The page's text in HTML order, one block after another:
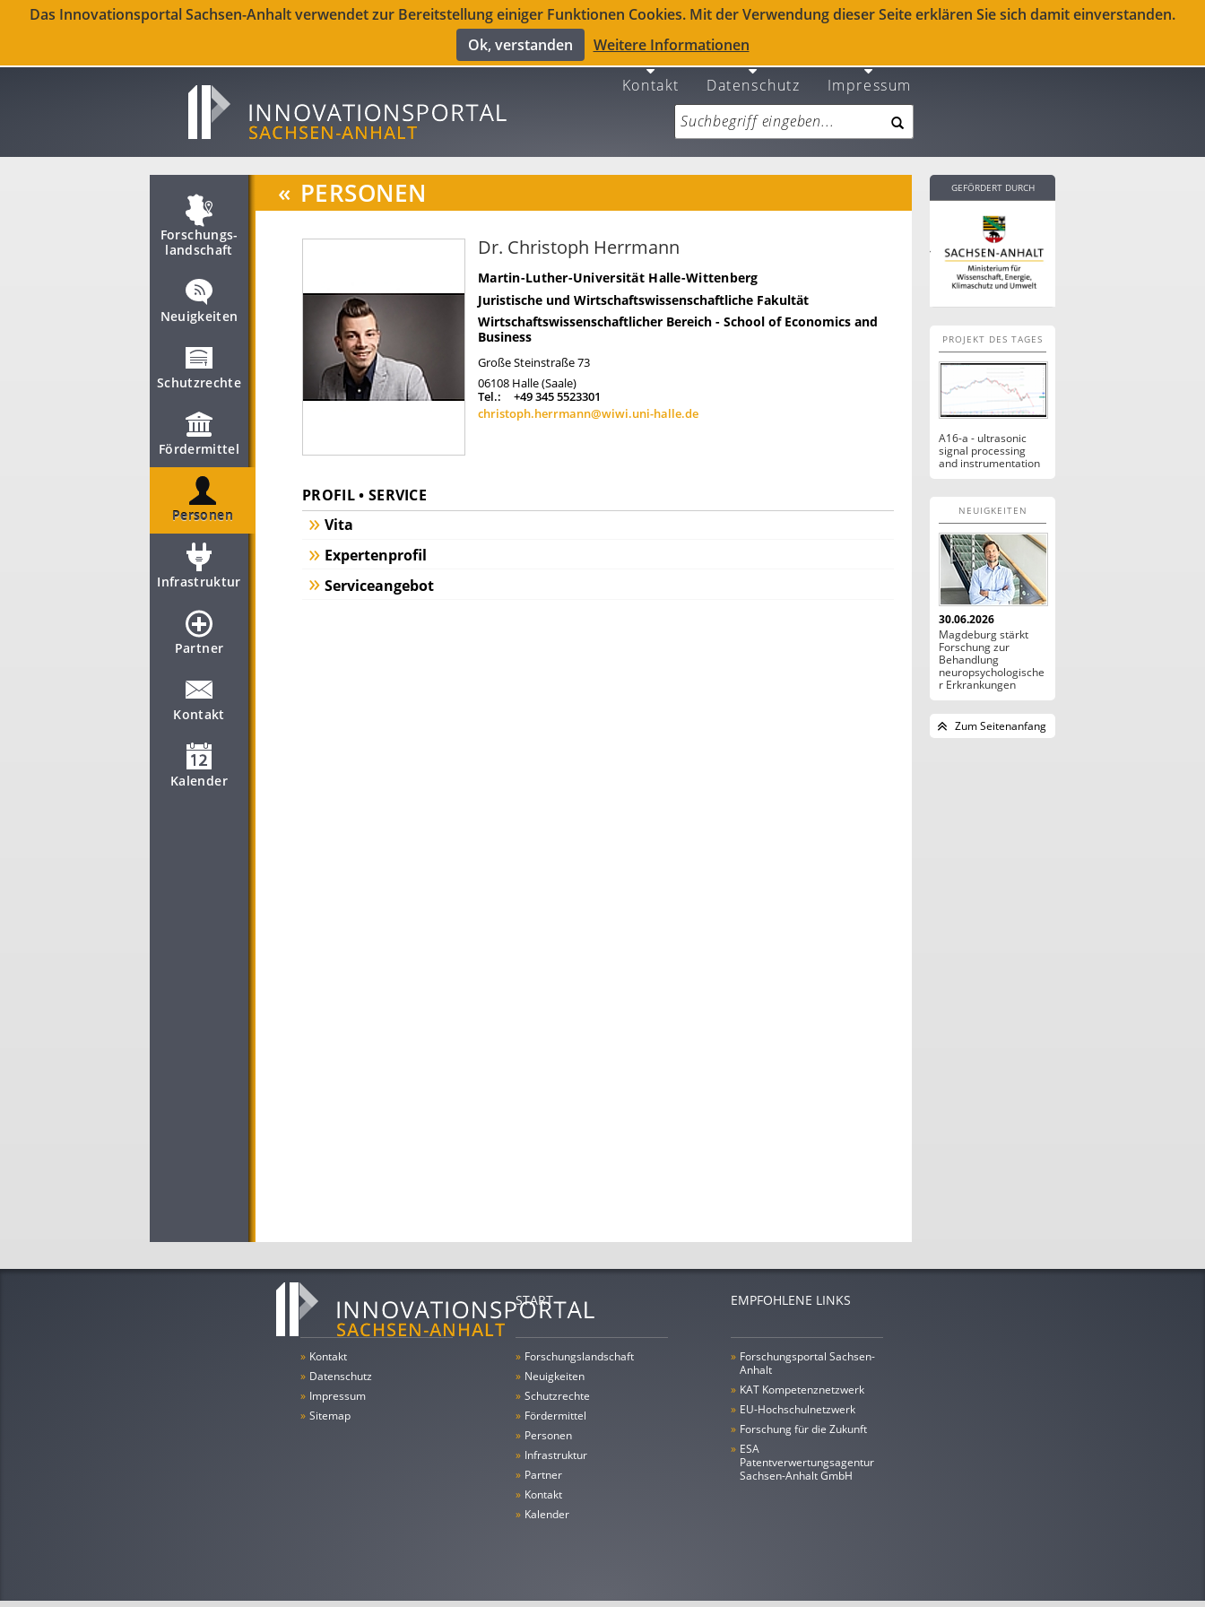
Das Innovationsportal Sachsen-Anhalt verwendet zur Bereitstellung einiger Funktionen Cookies. Mit der Verwendung dieser Seite erklären Sie sich damit einverstanden.
Ok, verstanden
Weitere Informationen
Kontakt Datenschutz Impressum
Forschungs­
landschaft
Neuigkeiten
Schutzrechte
Fördermittel
Personen
Infrastruktur
Partner
Kontakt
Kalender
« PERSONEN
Dr. Christoph Herrmann
Martin-Luther-Universität Halle-Wittenberg
Juristische und Wirtschaftswissenschaftliche Fakultät
Wirtschaftswissenschaftlicher Bereich - School of Economics and
Business
Große Steinstraße 73
06108 Halle (Saale)
Tel.:
+49 345 5523301
christoph.herrmann@wiwi.uni-halle.de
PROFIL • SERVICE
Vita
Expertenprofil
Serviceangebot
GEFÖRDERT DURCH
PROJEKT DES TAGES
A16-a - ultrasonic
signal processing
and instrumentation
NEUIGKEITEN
30.06.2026
Magdeburg stärkt
Forschung zur
Behandlung
neuropsychologische
r Erkrankungen
Zum Seitenanfang
» Kontakt
» Datenschutz
» Impressum
» Sitemap
START
» Forschungs­landschaft
» Neuigkeiten
» Schutzrechte
» Fördermittel
» Personen
» Infrastruktur
» Partner
» Kontakt
» Kalender
EMPFOHLENE LINKS
» Forschungsportal Sachsen-
Anhalt
» KAT Kompetenznetzwerk
» EU-Hochschulnetzwerk
» Forschung für die Zukunft
» ESA
Patentverwertungsagentur
Sachsen-Anhalt GmbH